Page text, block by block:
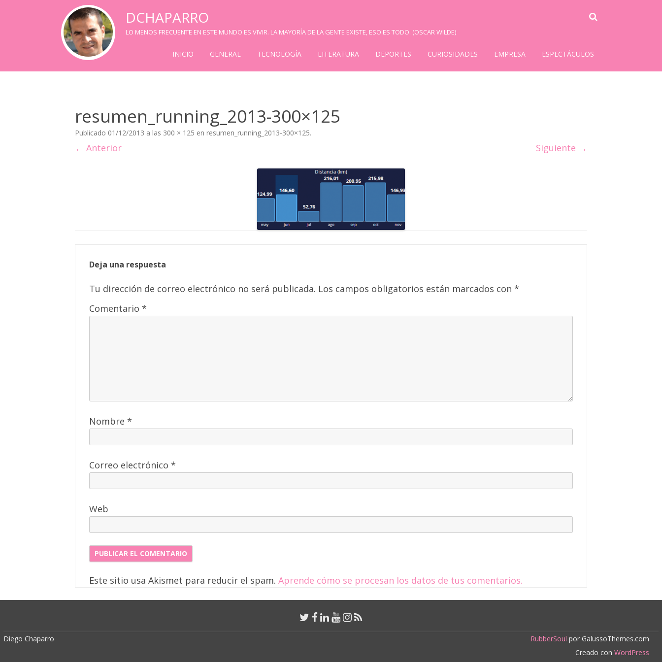
DCHAPARRO
LO MENOS FRECUENTE EN ESTE MUNDO ES VIVIR. LA MAYORÍA DE LA GENTE EXISTE, ESO ES TODO. (OSCAR WILDE)
INICIO GENERAL TECNOLOGÍA LITERATURA DEPORTES CURIOSIDADES EMPRESA ESPECTÁCULOS
resumen_running_2013-300×125
Publicado 01/12/2013 a las 300 × 125 en resumen_running_2013-300×125.
← Anterior Siguiente →
Deja una respuesta
Tu dirección de correo electrónico no será publicada. Los campos obligatorios están marcados con *
Comentario *
Nombre *
Correo electrónico *
Web
Este sitio usa Akismet para reducir el spam. Aprende cómo se procesan los datos de tus comentarios.
Diego Chaparro RubberSoul por GalussoThemes.com
Creado con WordPress